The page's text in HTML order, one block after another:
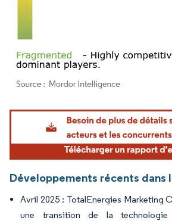
Image © Mordor Intelligence. La réutilisation
Développements récents dans
Avril 2025 : TotalEnergies Marketing
une transition de la